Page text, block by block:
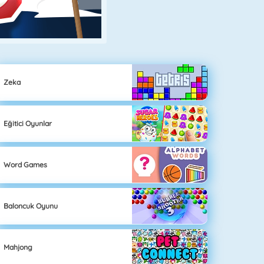
Zeka
Eğitici Oyunlar
Word Games
Baloncuk Oyunu
Mahjong